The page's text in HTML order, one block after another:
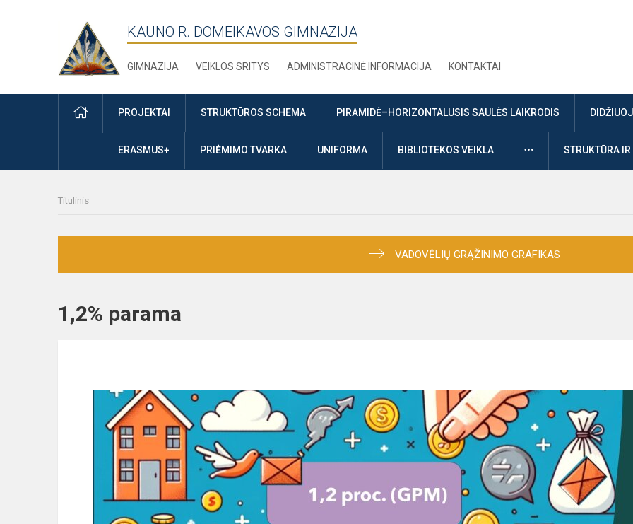
KAUNO R. DOMEIKAVOS GIMNAZIJA
GIMNAZIJA VEIKLOS SRITYS ADMINISTRACINĖ INFORMACIJA KONTAKTAI
PRADŽIAPROJEKTAI STRUKTŪROS SCHEMA PIRAMIDĖ–HORIZONTALUSIS SAULĖS LAIKRODIS
ERASMUS+ PRIĖMIMO TVARKA UNIFORMA BIBLIOTEKOS VEIKLA DAUGIAUSTRUKTŪRA
Titulinis
VADOVĖLIŲ GRĄŽINIMO GRAFIKAS
1,2% parama